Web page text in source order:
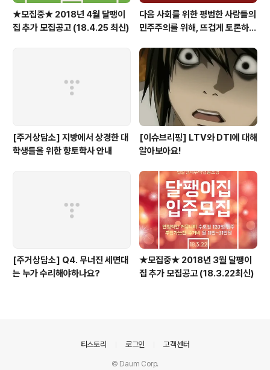
★모집중★ 2018년 4월 달팽이
집 추가 모집공고 (18.4.25 최신)
다음 사회를 위한 평범한 사람들의
민주주의를 위해, 뜨겁게 토론하고
[주거상담소] 지방에서 상경한 대
학생들을 위한 향토학사 안내
[이슈브리핑] LTV와 DTI에 대해
알아보아요!
[주거상담소] Q4. 무너진 세면대
는 누가 수리해야하나요?
★모집중★ 2018년 3월 달팽이
집 추가 모집공고 (18.3.22최신)
티스토리 로그인 고객센터
© Daum Corp.